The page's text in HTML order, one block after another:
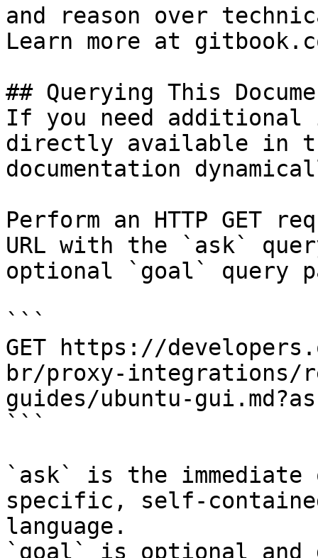
and reason over
Learn more at
## Querying This
If you need
directly available in
documentation
Perform an HTTP GET
URL with the `ask`
optional `goal` query
```
GET https://
br/proxy-integrations/
guides/ubuntu-
```
`ask` is the
specific, self-
language.
`goal` is optional and